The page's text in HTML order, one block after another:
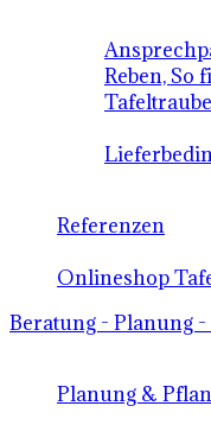
Reben, So
Referenzen
Onlineshop
Beratung - Planung
Planung &